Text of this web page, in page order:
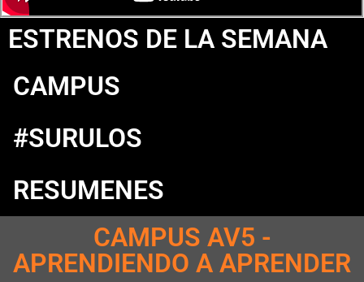
ESTRENOS DE LA SEMANA
CAMPUS
#SURULOS
RESUMENES
CAMPUS AV5 -
APRENDIENDO A APRENDER